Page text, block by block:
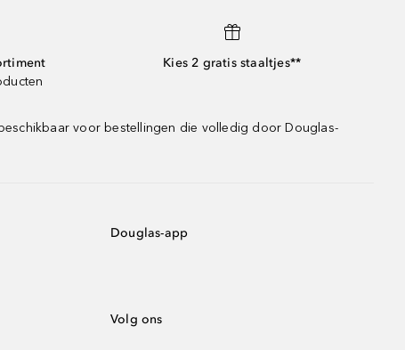
Kies 2 gratis staaltjes**
voor bestellingen die volledig door Douglas-
Douglas-app
Volg ons